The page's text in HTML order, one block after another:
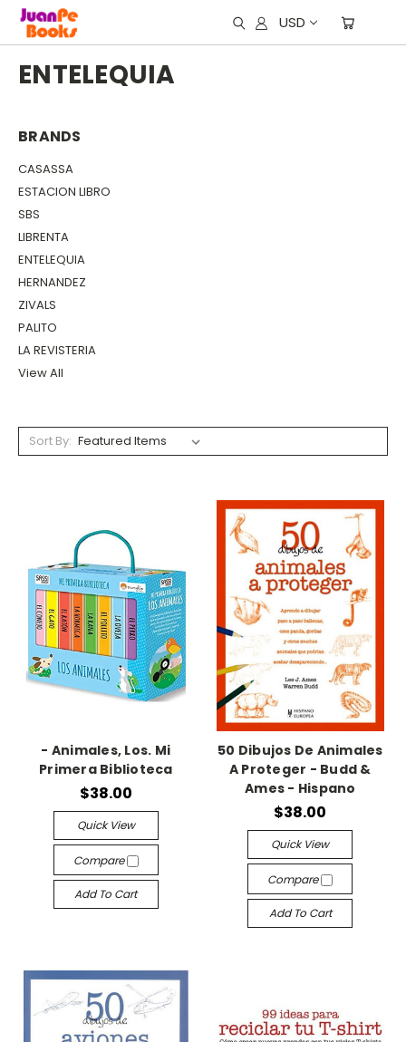
USD
ENTELEQUIA
BRANDS
CASASSA
ESTACION LIBRO
SBS
LIBRENTA
ENTELEQUIA
HERNANDEZ
ZIVALS
PALITO
LA REVISTERIA
View All
Sort By:
- Animales, Los. Mi
Primera Biblioteca
$38.00
Quick View
Compare
Add To Cart
50 Dibujos De Animales
A Proteger - Budd &
Ames - Hispano
$38.00
Quick View
Compare
Add To Cart